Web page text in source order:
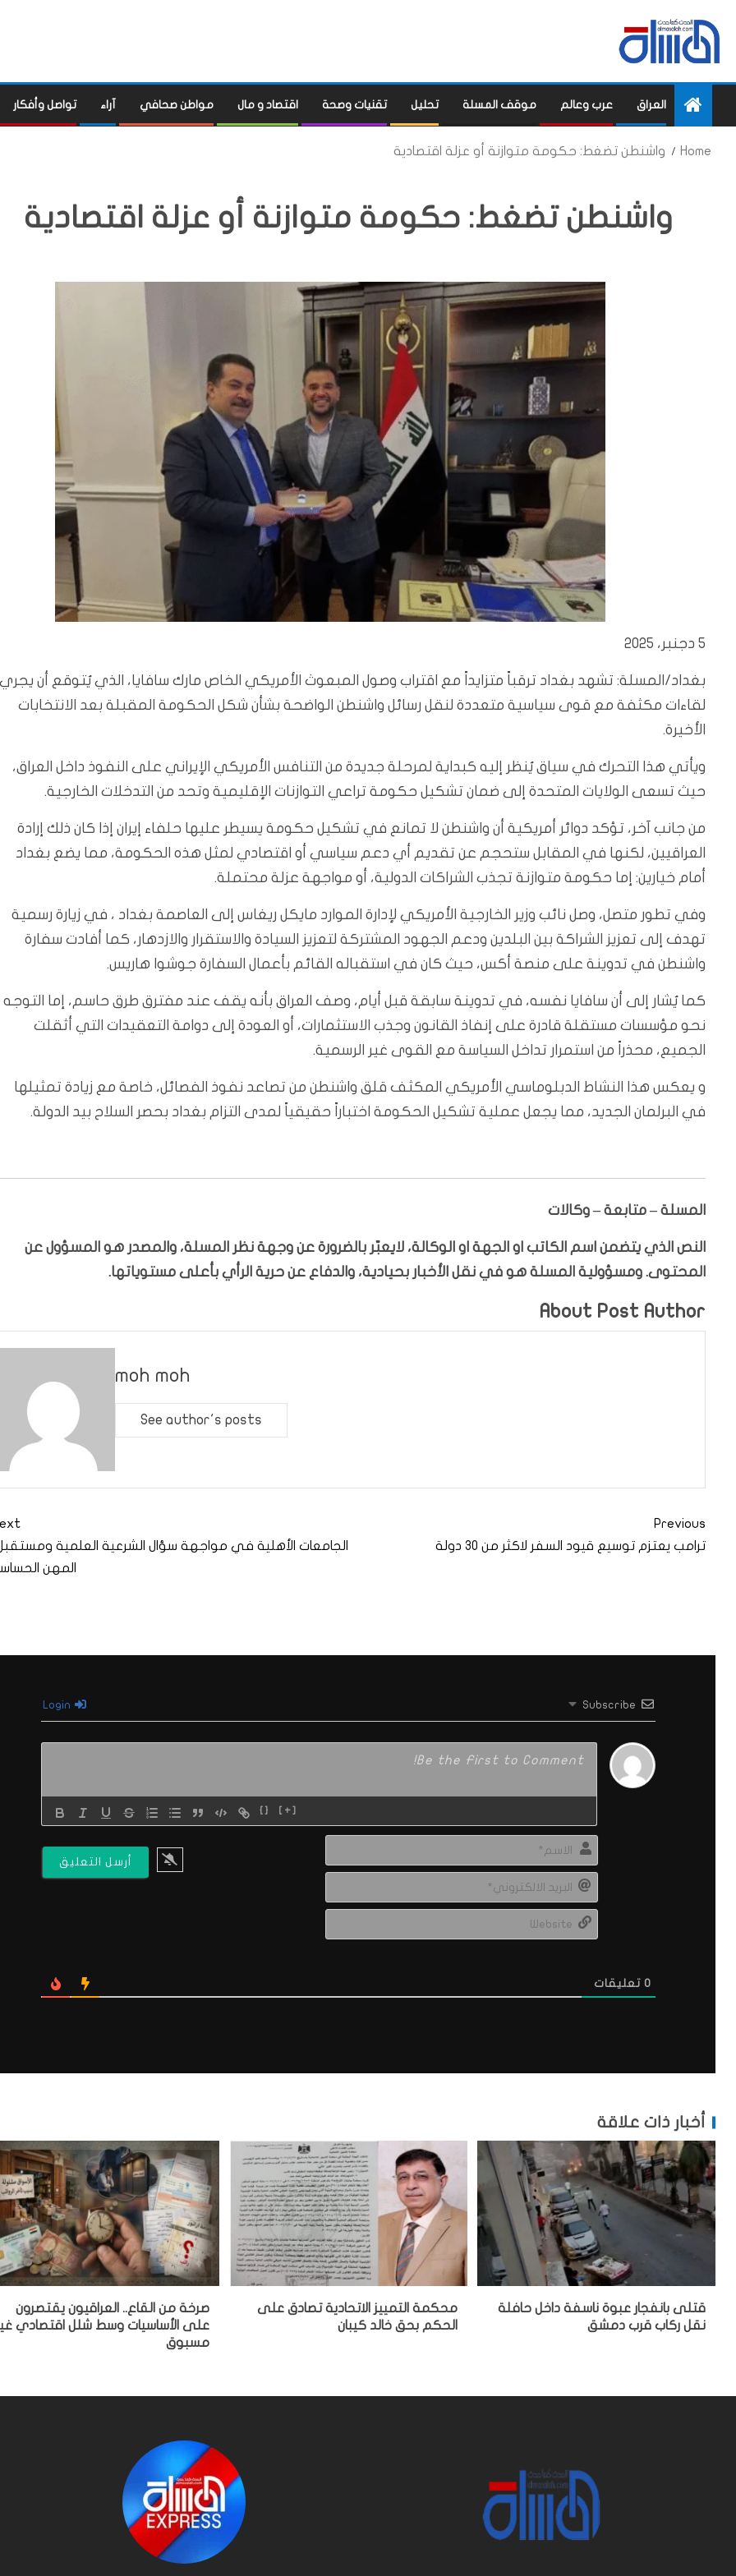
العراق عرب وعالم موقف المسلة تحليل تقنيات وصحة اقتصاد و مال مواطن صحافي آراء تواصل وأفكار
Home واشنطن تضغط: حكومة متوازنة أو عزلة اقتصادية
واشنطن تضغط: حكومة متوازنة أو عزلة اقتصادية
5 دجنبر، 2025
بغداد/المسلة: تشهد بغداد ترقباً متزايداً مع اقتراب وصول المبعوث الأمريكي الخاص مارك سافايا، الذي يُتوقع أن يجري
لقاءات مكثفة مع قوى سياسية متعددة لنقل رسائل واشنطن الواضحة بشأن شكل الحكومة المقبلة بعد الانتخابات
الأخيرة.
ويأتي هذا التحرك في سياق يُنظر إليه كبداية لمرحلة جديدة من التنافس الأمريكي الإيراني على النفوذ داخل العراق،
حيث تسعى الولايات المتحدة إلى ضمان تشكيل حكومة تراعي التوازنات الإقليمية وتحد من التدخلات الخارجية.
من جانب آخر، تؤكد دوائر أمريكية أن واشنطن لا تمانع في تشكيل حكومة يسيطر عليها حلفاء إيران إذا كان ذلك إرادة
العراقيين، لكنها في المقابل ستحجم عن تقديم أي دعم سياسي أو اقتصادي لمثل هذه الحكومة، مما يضع بغداد
أمام خيارين: إما حكومة متوازنة تجذب الشراكات الدولية، أو مواجهة عزلة محتملة.
وفي تطور متصل، وصل نائب وزير الخارجية الأمريكي لإدارة الموارد مايكل ريغاس إلى العاصمة بغداد ، في زيارة رسمية
تهدف إلى تعزيز الشراكة بين البلدين ودعم الجهود المشتركة لتعزيز السيادة والاستقرار والازدهار، كما أفادت سفارة
واشنطن في تدوينة على منصة أكس، حيث كان في استقباله القائم بأعمال السفارة جوشوا هاريس.
كما يُشار إلى أن سافايا نفسه، في تدوينة سابقة قبل أيام، وصف العراق بأنه يقف عند مفترق طرق حاسم، إما التوجه
نحو مؤسسات مستقلة قادرة على إنفاذ القانون وجذب الاستثمارات، أو العودة إلى دوامة التعقيدات التي أثقلت
الجميع، محذراً من استمرار تداخل السياسة مع القوى غير الرسمية.
و يعكس هذا النشاط الدبلوماسي الأمريكي المكثف قلق واشنطن من تصاعد نفوذ الفصائل، خاصة مع زيادة تمثيلها
في البرلمان الجديد، مما يجعل عملية تشكيل الحكومة اختباراً حقيقياً لمدى التزام بغداد بحصر السلاح بيد الدولة.
المسلة – متابعة – وكالات
النص الذي يتضمن اسم الكاتب او الجهة او الوكالة، لايعبّر بالضرورة عن وجهة نظر المسلة، والمصدر هو المسؤول عن
المحتوى. ومسؤولية المسلة هو في نقل الأخبار بحيادية، والدفاع عن حرية الرأي بأعلى مستوياتها.
About Post Author
moh moh
See author's posts
Previous
ترامب يعتزم توسيع قيود السفر لاكثر من 30 دولة
الجامعات الأهلية في مواجهة سؤال الشرعية العلمية
المهن
Subscribe
{} [+]
0 تعليقات
أخبار ذات علاقة
قتلى بانفجار عبوة ناسفة داخل حافلة
نقل ركاب قرب دمشق
محكمة التمييز الاتحادية تصادق على
الحكم بحق خالد كيبان
صرخة من القاع.. العراقيون يقتصرون
على الأساسيات وسط شلل اقتصادي
مسبوق